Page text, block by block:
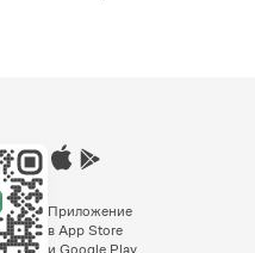
Приложение
в App Store
и Google Play